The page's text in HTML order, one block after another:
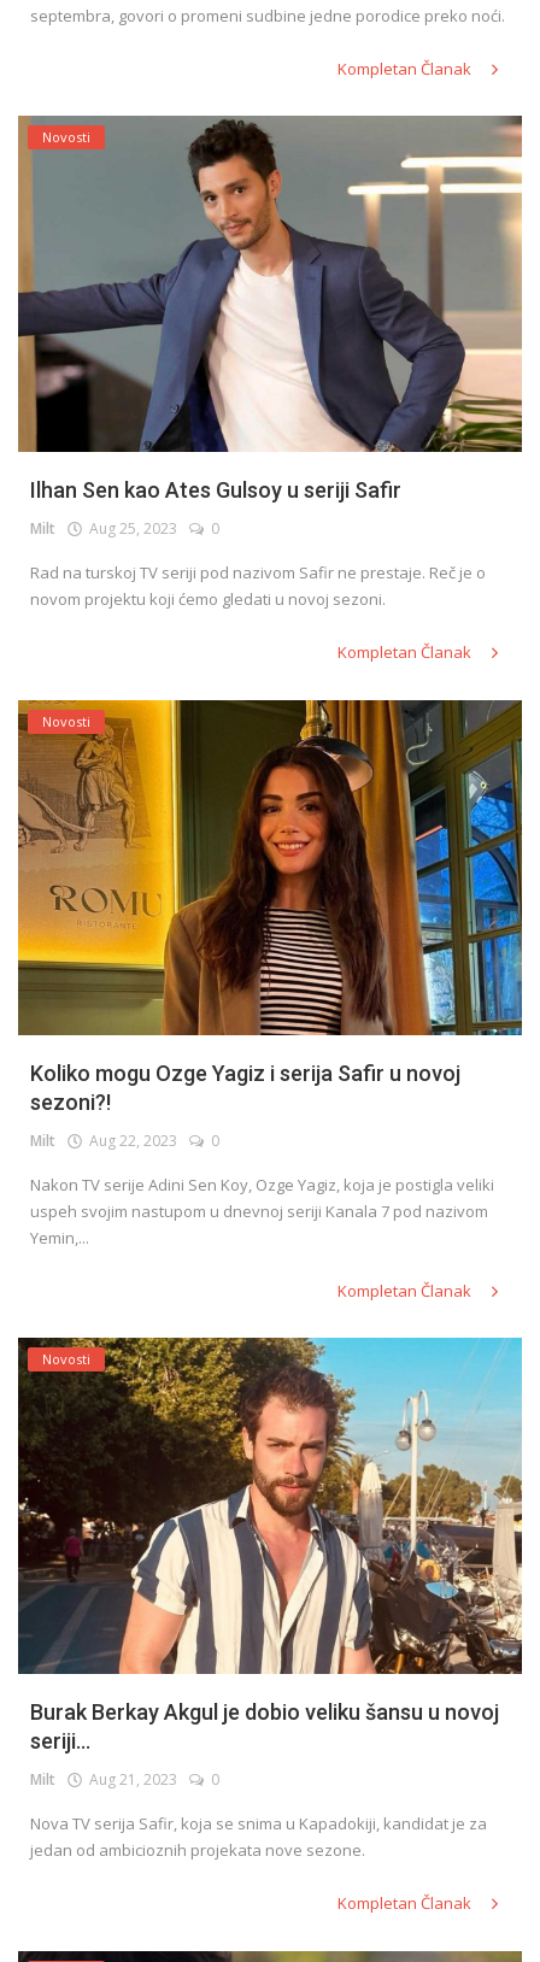
septembra, govori o promeni sudbine jedne porodice preko noći.
Kompletan Članak
Novosti
Ilhan Sen kao Ates Gulsoy u seriji Safir
Milt Aug 25, 2023 0
Rad na turskoj TV seriji pod nazivom Safir ne prestaje. Reč je o
novom projektu koji ćemo gledati u novoj sezoni.
Kompletan Članak
Novosti
Koliko mogu Ozge Yagiz i serija Safir u novoj
sezoni?!
Milt Aug 22, 2023 0
Nakon TV serije Adini Sen Koy, Ozge Yagiz, koja je postigla veliki
uspeh svojim nastupom u dnevnoj seriji Kanala 7 pod nazivom
Yemin,...
Kompletan Članak
Novosti
Burak Berkay Akgul je dobio veliku šansu u novoj
seriji...
Milt Aug 21, 2023 0
Nova TV serija Safir, koja se snima u Kapadokiji, kandidat je za
jedan od ambicioznih projekata nove sezone.
Kompletan Članak